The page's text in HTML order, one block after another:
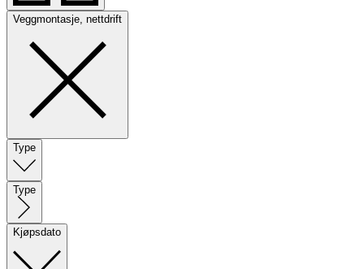
Veggmontasje, nettdrift
Type
Type
Kjøpsdato